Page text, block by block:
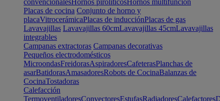
convencionalesHornos pirolíticosHornos multifunción
Placas de cocina Conjunto de horno y
placaVitrocerámicaPlacas de inducciónPlacas de gas
Lavavajillas Lavavajillas 60cmLavavajillas 45cmLavavajillas
integrables
Campanas extractoras Campanas decorativas
Pequeños electrodomésticos
MicroondasFreidorasAspiradoresCafeterasPlanchas de
asarBatidorasAmasadoresRobots de CocinaBalanzas de
CocinaTostadoras
Calefacción
TermoventiladoresConvectoresEstufasRadiadoresCalefactores